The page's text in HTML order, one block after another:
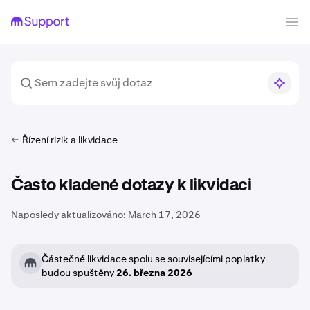
Řízení rizik a likvidace
Často kladené dotazy k likvidaci
Naposledy aktualizováno: March 17, 2026
Částečné likvidace spolu se souvisejícími poplatky
budou spuštěny26. března 2026